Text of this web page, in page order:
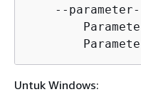
--
Untuk Windows: